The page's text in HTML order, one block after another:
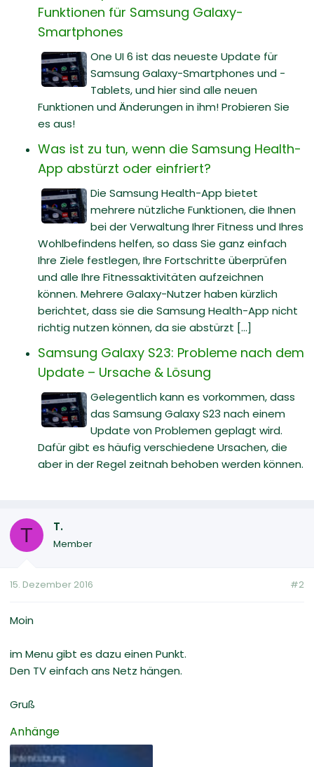
Funktionen für Samsung Galaxy-
Smartphones
One UI 6 ist das neueste Update für
Samsung Galaxy-Smartphones und -
Tablets, und hier sind alle neuen
Funktionen und Änderungen in ihm! Probieren Sie
es aus!
Was ist zu tun, wenn die Samsung Health-
App abstürzt oder einfriert?
Die Samsung Health-App bietet
mehrere nützliche Funktionen, die Ihnen
bei der Verwaltung Ihrer Fitness und Ihres
Wohlbefindens helfen, so dass Sie ganz einfach
Ihre Ziele festlegen, Ihre Fortschritte überprüfen
und alle Ihre Fitnessaktivitäten aufzeichnen
können. Mehrere Galaxy-Nutzer haben kürzlich
berichtet, dass sie die Samsung Health-App nicht
richtig nutzen können, da sie abstürzt [...]
Samsung Galaxy S23: Probleme nach dem
Update – Ursache & Lösung
Gelegentlich kann es vorkommen, dass
das Samsung Galaxy S23 nach einem
Update von Problemen geplagt wird.
Dafür gibt es häufig verschiedene Ursachen, die
aber in der Regel zeitnah behoben werden können.
T T.
Member
15. Dezember 2016 #2
Moin
im Menu gibt es dazu einen Punkt.
Den TV einfach ans Netz hängen.
Gruß
Anhänge